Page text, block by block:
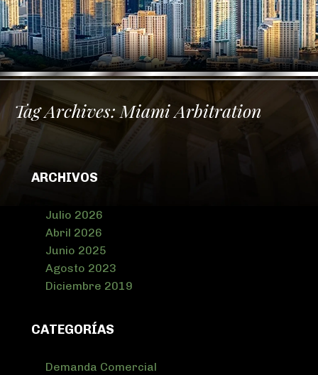
Tag Archives: Miami Arbitration
ARCHIVOS
Julio 2026
Abril 2026
Junio 2025
Agosto 2023
Diciembre 2019
CATEGORÍAS
Demanda Comercial